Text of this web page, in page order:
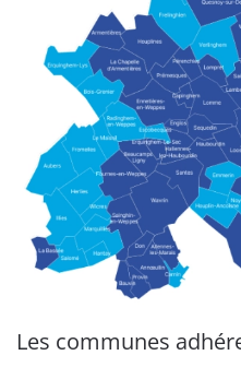
Les communes